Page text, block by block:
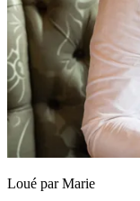
Loué parMarie